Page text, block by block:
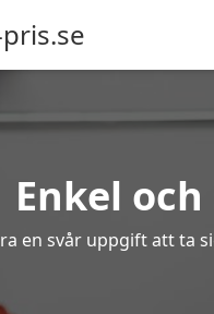
Enkel
en svår uppgift att ta